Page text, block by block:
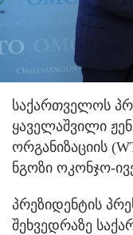
საქართველოს
ყაველაშვილი
ორგანიზაციის
ნგოზი ოკონჯო-
პრეზიდენტის
შეხვედრაზე